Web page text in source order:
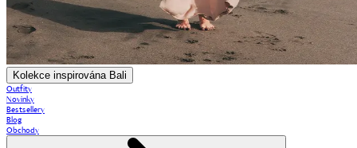
Kolekce inspirována Bali
Outfity
Novinky
Bestsellery
Blog
Obchody